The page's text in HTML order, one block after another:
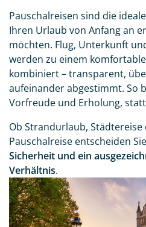
Pauschalreisen sind die
Ihren Urlaub von Anfang an
möchten. Flug, Unterkunft
werden zu einem
kombiniert – transparent,
aufeinander abgestimmt. So
Vorfreude und Erholung,
Ob Strandurlaub,
Pauschalreise entscheiden
Sicherheit und ein
Verhältnis.